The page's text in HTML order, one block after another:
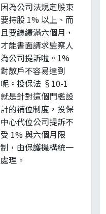
因為公司法規定股東
要持股 1% 以上、而
且要繼續滿六個月，
才能書面請求監察人
為公司提訴啦。1%
對散戶不容易達到
呢。投保法 §10-1
就是針對這個門檻設
計的補位制度，投保
中心代位公司提訴不
受 1% 與六個月限
制，由保護機構統一
處理。